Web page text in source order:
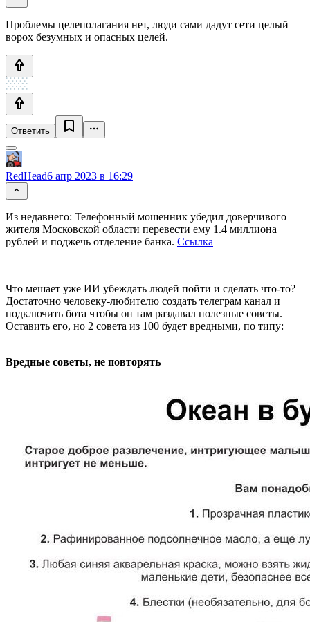
Проблемы целеполагания нет, люди сами дадут сети целый
ворох безумных и опасных целей.
Ответить
RedHead6 апр 2023 в 16:29
Из недавнего: Телефонный мошенник убедил доверчивого
жителя Московской области перевести ему 1.4 миллиона
рублей и поджечь отделение банка. Ссылка
Что мешает уже ИИ убеждать людей пойти и сделать что-то?
Достаточно человеку-любителю создать телеграм канал и
подключить бота чтобы он там раздавал полезные советы.
Оставить его, но 2 совета из 100 будет вредными, по типу:
Вредные советы, не повторять